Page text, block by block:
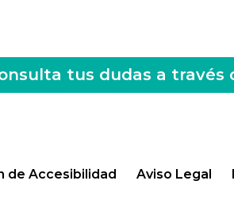
tus dudas a través
de Accesibilidad Aviso Legal